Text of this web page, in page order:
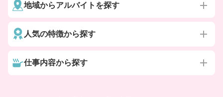
地域からアルバイトを探す
人気の特徴から探す
仕事内容から探す